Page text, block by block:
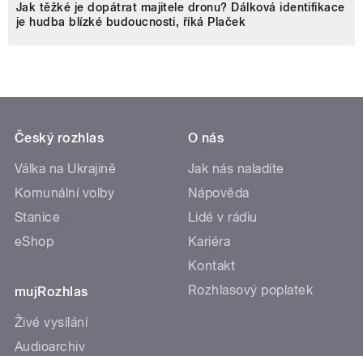
Jak těžké je dopátrat majitele dronu? Dálková identifikace
je hudba blízké budoucnosti, říká Plaček
Český rozhlas
Válka na Ukrajině
Komunální volby
Stanice
eShop
mujRozhlas
Živé vysílání
Audioarchiv
O nás
Jak nás naladíte
Nápověda
Lidé v rádiu
Kariéra
Kontakt
Rozhlasový poplatek